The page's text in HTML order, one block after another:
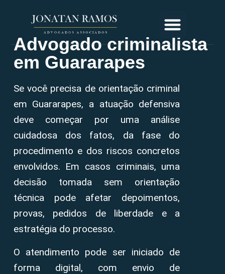
Advogado criminalista
em Guararapes
Se você precisa de orientação criminal
em Guararapes, a atuação defensiva
deve começar por uma análise
cuidadosa dos fatos, da fase do
procedimento e dos riscos concretos
envolvidos. Em casos criminais, uma
decisão tomada sem orientação
técnica pode afetar depoimentos,
provas, pedidos de liberdade e a
estratégia do processo.
O atendimento pode ser iniciado de
forma digital, com envio de